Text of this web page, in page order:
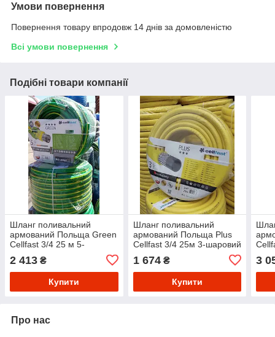
Умови повернення
Повернення товару впродовж 14 днів за домовленістю
Всі умови повернення
Подібні товари компанії
Шланг поливальний
армований Польща Green
Cellfast 3/4 25 м 5-
2 413 ₴
Купити
Шланг поливальний
армований Польща Plus
Cellfast 3/4 25м 3-шаровий
1 674₴
Купити
3
Про нас